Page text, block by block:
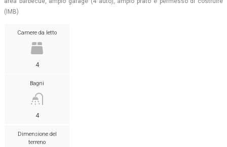
(IMB)
Camere da letto
4
Bagni
4
Dimensione del
terreno